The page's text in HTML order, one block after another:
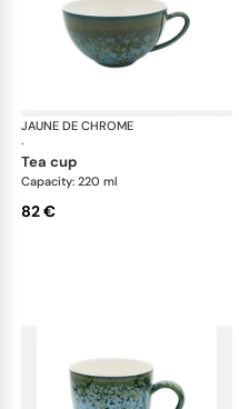
JAUNE DE CHROME
·
tea cup
Capacity: 220 ml
82 €